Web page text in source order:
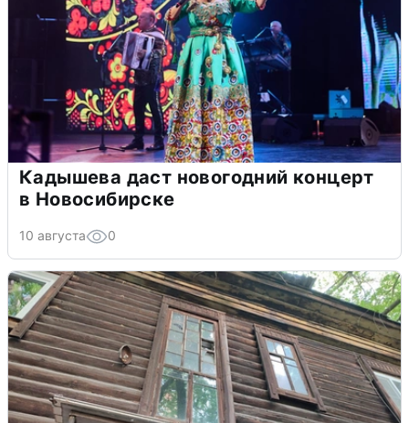
Кадышева даст новогодний концерт
в Новосибирске
10 августа 0